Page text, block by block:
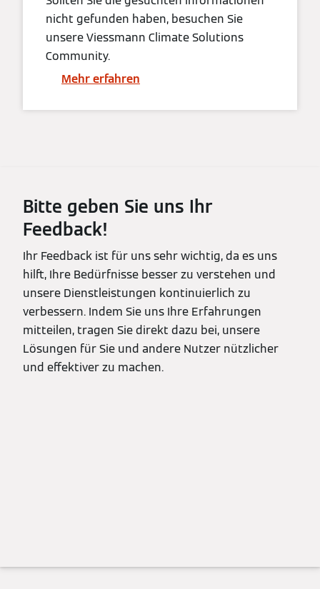
nicht gefunden haben, besuchen Sie
unsere Viessmann Climate Solutions
Community.
Mehr erfahren
Bitte geben Sie uns Ihr
Feedback!
Ihr Feedback ist für uns sehr wichtig, da es uns
hilft, Ihre Bedürfnisse besser zu verstehen und
unsere Dienstleistungen kontinuierlich zu
verbessern. Indem Sie uns Ihre Erfahrungen
mitteilen, tragen Sie direkt dazu bei, unsere
Lösungen für Sie und andere Nutzer nützlicher
und effektiver zu machen.